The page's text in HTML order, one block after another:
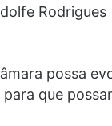
possa
que